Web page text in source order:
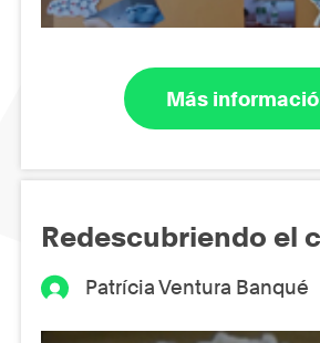
Más
Redescubriendo el
Patrícia Ventura Banqué